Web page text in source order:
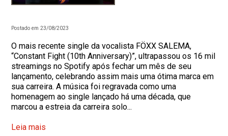
Postado em 23/08/2023
O mais recente single da vocalista FÖXX SALEMA,
“Constant Fight (10th Anniversary)”, ultrapassou os 16 mil
streamings no Spotify após fechar um mês de seu
lançamento, celebrando assim mais uma ótima marca em
sua carreira. A música foi regravada como uma
homenagem ao single lançado há uma década, que
marcou a estreia da carreira solo...
Leia mais